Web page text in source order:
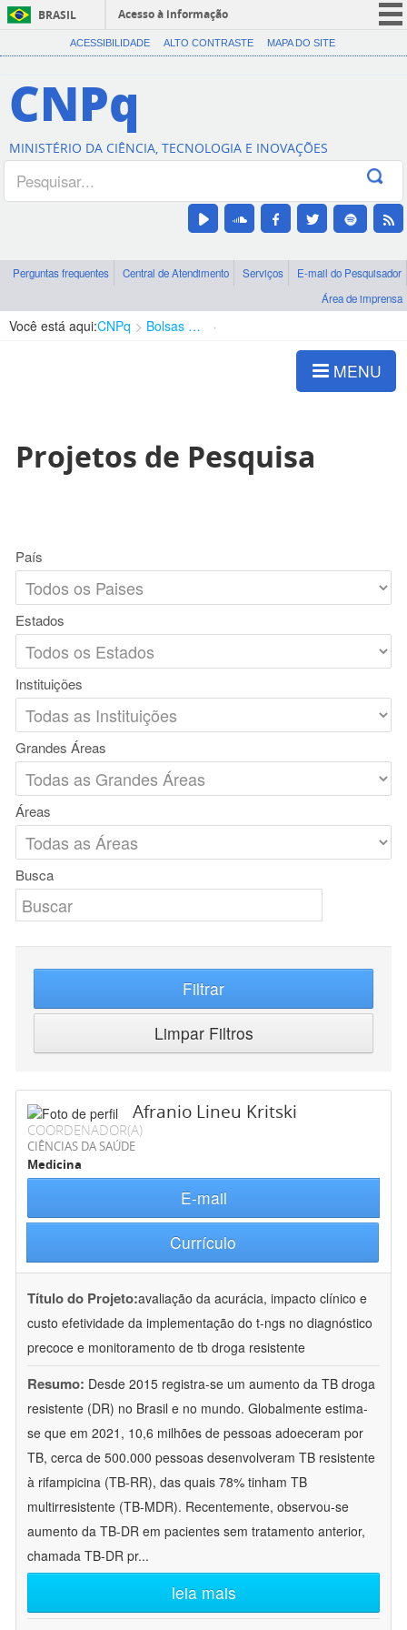
BRASIL
Acesso à informação
CORONAVÍRUS (COVID-19)
Canais
ACESSIBILIDADE ALTO CONTRASTE MAPA DO SITE
CNPq
MINISTÉRIO DA CIÊNCIA, TECNOLOGIA E INOVAÇÕES
Perguntas frequentes Central de Atendimento Serviços
E-mail do Pesquisador
Área de imprensa
Você está aqui:CNPq Bolsas e Auxílios Vigentes
MENU
Projetos de Pesquisa
País
Estados
Instituições
Grandes Áreas
Áreas
Busca
Filtrar
Limpar Filtros
Afranio Lineu Kritski
COORDENADOR(A)
CIÊNCIAS DA SAÚDE
Medicina
E-mail
Currículo
Título do Projeto:avaliação da acurácia, impacto clínico e
custo efetividade da implementação do t-ngs no diagnóstico
precoce e monitoramento de tb droga resistente
Resumo: Desde 2015 registra-se um aumento da TB droga
resistente (DR) no Brasil e no mundo. Globalmente estima-
se que em 2021, 10,6 milhões de pessoas adoeceram por
TB, cerca de 500.000 pessoas desenvolveram TB resistente
à rifampicina (TB-RR), das quais 78% tinham TB
multirresistente (TB-MDR). Recentemente, observou-se
aumento da TB-DR em pacientes sem tratamento anterior,
chamada TB-DR pr...
leia mais